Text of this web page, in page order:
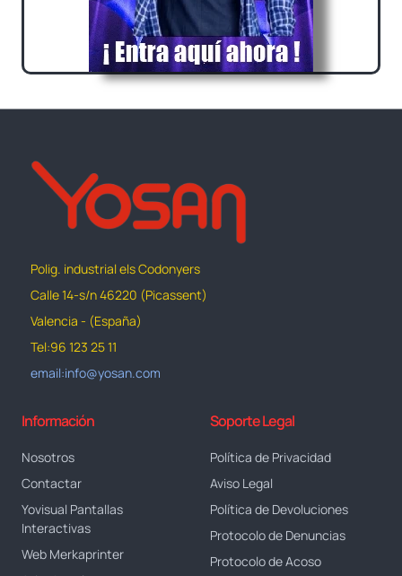
Polig. industrial els Codonyers
Calle 14-s/n 46220 (Picassent)
Valencia - (España)
Tel:96 123 25 11
email:info@yosan.com
Información
Nosotros
Contactar
Yovisual Pantallas
Interactivas
Web Merkaprinter
Soporte Legal
Política de Privacidad
Aviso Legal
Política de Devoluciones
Protocolo de Denuncias
Protocolo de Acoso